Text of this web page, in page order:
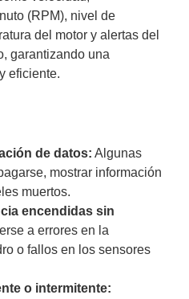
(RPM), nivel de
del motor y alertas del
garantizando una
eficiente.
de datos: Algunas
mostrar información
muertos.
encendidas sin
a errores en la
o fallos en los sensores
o intermitente: